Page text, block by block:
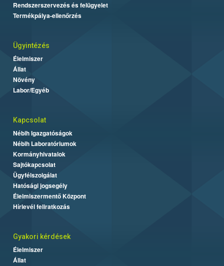
Rendszerszervezés és felügyelet
Termékpálya-ellenőrzés
Ügyintézés
Élelmiszer
Állat
Növény
Labor/Egyéb
Kapcsolat
Nébih Igazgatóságok
Nébih Laboratóriumok
Kormányhivatalok
Sajtókapcsolat
Ügyfélszolgálat
Hatósági jogsegély
Élelmiszermentő Központ
Hírlevél feliratkozás
Gyakori kérdések
Élelmiszer
Állat